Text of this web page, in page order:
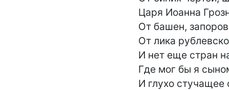
Царя Иоанна
От башен,
От лика
И нет еще стран
Где мог бы я
И глухо стучащее